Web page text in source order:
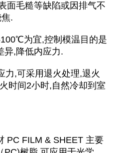
面毛糙等缺陷或因排气不
.
为宜,控制模温目的是
异,降低内应力.
力,可采用退火处理,退火
时间2小时,自然冷却到室
PC FILM & SHEET 主要